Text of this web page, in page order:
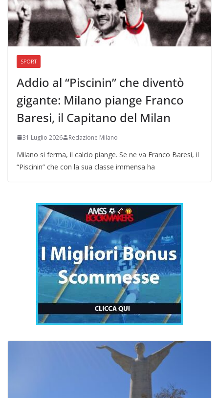
SPORT
Addio al “Piscinin” che diventò
gigante: Milano piange Franco
Baresi, il Capitano del Milan
31 Luglio 2026 Redazione Milano
Milano si ferma, il calcio piange. Se ne va Franco Baresi, il
“Piscinin” che con la sua classe immensa ha